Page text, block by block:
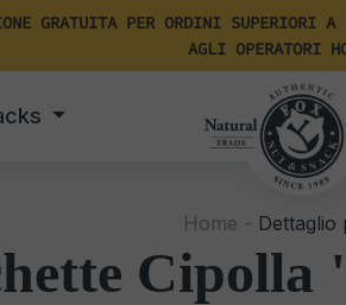
GRATUITA PER ORDINI SUPERIORI
AGLI OPERATORI
Home - Dettaglio
Cipolla